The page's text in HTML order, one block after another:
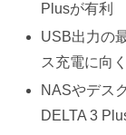
Plusが有利
USB出力の
ス充電に向く
NASやデス
DELTA 3